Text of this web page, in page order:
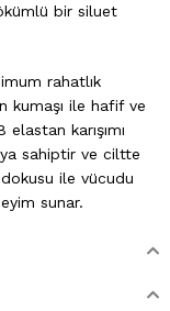
bir siluet
rahatlık
kumaşı ile hafif ve
karışımı
sahiptir ve ciltte
ile vücudu
sunar.
crop top, atlet
şık hem rahat